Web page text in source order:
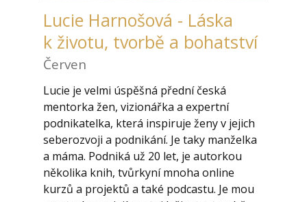
Lucie Harnošová - Láska
k životu, tvorbě a bohatství
Červen
Lucie je velmi úspěšná přední česká
mentorka žen, vizionářka a expertní
podnikatelka, která inspiruje ženy v jejich
seberozvoji a podnikání. Je taky manželka
a máma. Podniká už 20 let, je autorkou
několika knih, tvůrkyní mnoha online
kurzů a projektů a také podcastu. Je mou